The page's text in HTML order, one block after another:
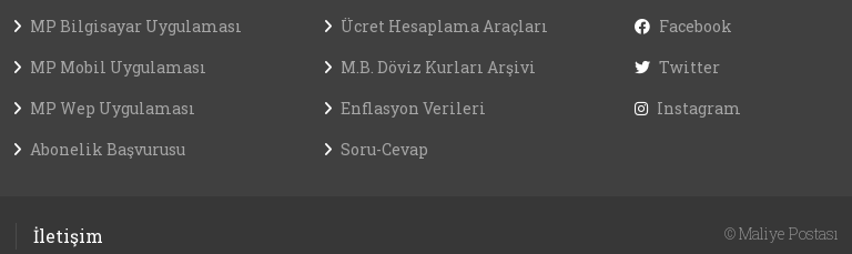
MP Bilgisayar Uygulaması
MP Mobil Uygulaması
MP Wep Uygulaması
Abonelik Başvurusu
Ücret Hesaplama Araçları
M.B. Döviz Kurları Arşivi
Enflasyon Verileri
Soru-Cevap
Facebook
Twitter
Instagram
İletişim ©Maliye Postası